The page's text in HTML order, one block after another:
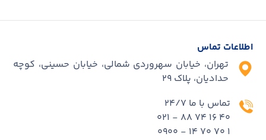
اطلاعات تماس
تهران، خیابان سهروردی شمالی، خیابان حسینی، کوچه
حدادیان، پلاک ۲۹
تماس با ما 24/7
40 16 74 88 - 021
1 70 70 14 - 0900